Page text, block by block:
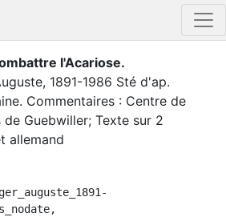
l'Acariose.
1891-1986 Sté d'ap.
. Commentaires : Centre de
Guebwiller; Texte sur 2
allemand